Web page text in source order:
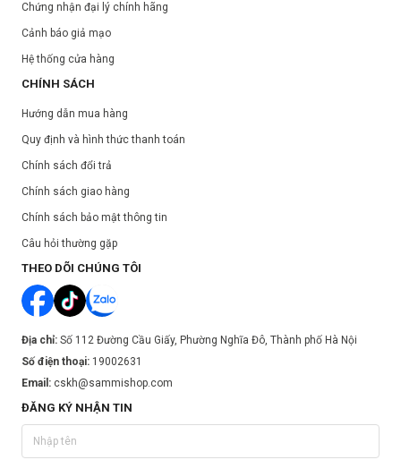
Chứng nhận đại lý chính hãng
Cảnh báo giả mạo
Hệ thống cửa hàng
CHÍNH SÁCH
Hướng dẫn mua hàng
Quy định và hình thức thanh toán
Chính sách đổi trả
Chính sách giao hàng
Chính sách bảo mật thông tin
Câu hỏi thường gặp
THEO DÕI CHÚNG TÔI
Địa chỉ: Số 112 Đường Cầu Giấy, Phường Nghĩa Đô, Thành phố Hà Nội
Số điện thoại: 19002631
Email: cskh@sammishop.com
ĐĂNG KÝ NHẬN TIN